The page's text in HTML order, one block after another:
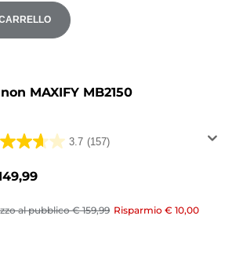
MAXIFY MB2150
3.7 (157)
al pubblico€ 159,99 Risparmio€ 10,00